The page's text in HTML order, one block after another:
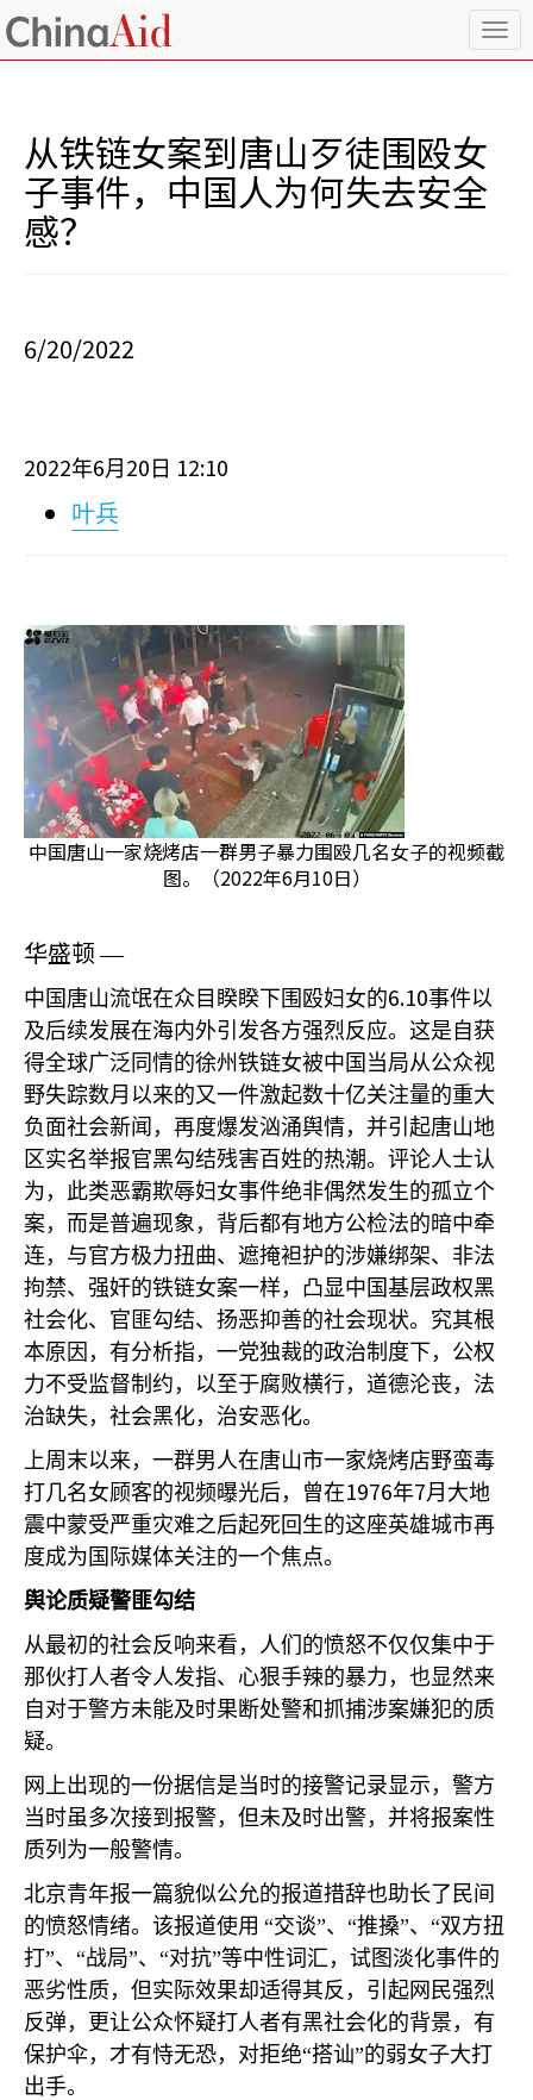
T
o
从铁链女案到唐山歹徒围殴女
子事件，中国人为何失去安全
感？
6/20/2022
2022年6月 20 日 12:10
叶兵
中国唐山一家烧烤店一群男子暴力围殴几名女子的视频截
图。（2022年6月10日）
华盛顿 —
中国唐山流氓在众目睽睽下围殴妇女的6.10事件以
及后续发展在海内外引发各方强烈反应。这是自获
得全球广泛同情的徐州铁链女被中国当局从公众视
野失踪数月以来的又一件激起数十亿关注量的重大
负面社会新闻，再度爆发汹涌舆情，并引起唐山地
区实名举报官黑勾结残害百姓的热潮。评论人士认
为，此类恶霸欺辱妇女事件绝非偶然发生的孤立个
案，而是普遍现象，背后都有地方公检法的暗中牵
连，与官方极力扭曲、遮掩袒护的涉嫌绑架、非法
拘禁、强奸的铁链女案一样，凸显中国基层政权黑
社会化、官匪勾结、扬恶抑善的社会现状。究其根
本原因，有分析指，一党独裁的政治制度下，公权
力不受监督制约，以至于腐败横行，道德沦丧，法
治缺失，社会黑化，治安恶化。
上周末以来，一群男人在唐山市一家烧烤店野蛮毒
打几名女顾客的视频曝光后，曾在1976年7月大地
震中蒙受严重灾难之后起死回生的这座英雄城市再
度成为国际媒体关注的一个焦点。
舆论质疑警匪勾结
从最初的社会反响来看，人们的愤怒不仅仅集中于
那伙打人者令人发指、心狠手辣的暴力，也显然来
自对于警方未能及时果断处警和抓捕涉案嫌犯的质
疑。
网上出现的一份据信是当时的接警记录显示，警方
当时虽多次接到报警，但未及时出警，并将报案性
质列为一般警情。
北京青年报一篇貌似公允的报道措辞也助长了民间
的愤怒情绪。该报道使用 “交谈”、“推搡”、“双方扭
打”、“战局”、“对抗”等中性词汇，试图淡化事件的
恶劣性质，但实际效果却适得其反，引起网民强烈
反弹，更让公众怀疑打人者有黑社会化的背景，有
保护伞，才有恃无恐，对拒绝“搭讪”的弱女子大打
出手。